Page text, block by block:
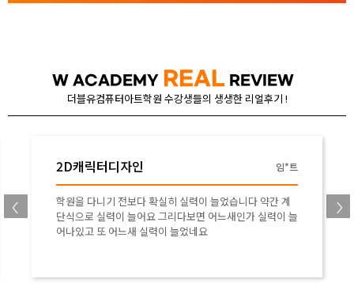
W ACADEMY REAL REVIEW
더블유컴퓨터아트학원 수강생들의 생생한 리얼후기 !
2D캐릭터디자인 임*트
학원을 다니기 전보다 확실히 실력이 늘었습니다 약간 계
단식으로 실력이 늘어요 그리다보면 어느새인가 실력이 늘
어나있고 또 어느새 실력이 늘었네요